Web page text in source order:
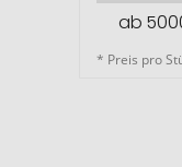
ab
* Preis pro